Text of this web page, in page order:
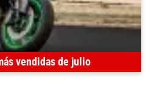
vendidas de julio